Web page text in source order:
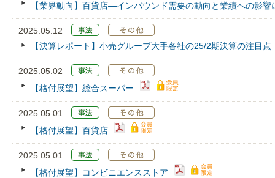
【業界動向】百貨店―インバウンド需要の動向と業績への影
2025.05.12
【決算レポート】小売グループ大手各社の25/2期決算の注目点
2025.05.02
【格付展望】総合スーパー
2025.05.01
【格付展望】百貨店
2025.05.01
【格付展望】コンビニエンスストア